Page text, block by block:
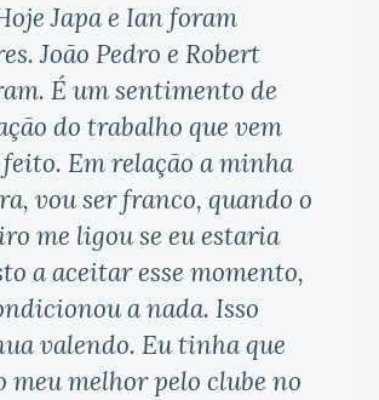
Japa e Ian foram
João Pedro e Robert
É um sentimento de
do trabalho que vem
Em relação a minha
vou ser franco, quando o
me ligou se eu estaria
a aceitar esse momento,
a nada. Isso
valendo. Eu tinha que
meu melhor pelo clube no